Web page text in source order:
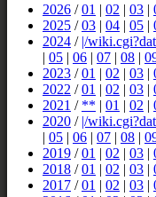
2026 /01 | 02 | 03 |
2025 /03 | 04 | 05 |
2024 / |/
| 05 | 06 | 07 | 08 |
2023 /01 | 02 | 03 |
2022 /01 | 02 | 03 |
2021 / ** | 01 | 02 |
2020 / |/
| 05 | 06 | 07 | 08 |
2019 /01 | 02 | 03 |
2018 /01 | 02 | 03 |
2017 /01 | 02 | 03 |